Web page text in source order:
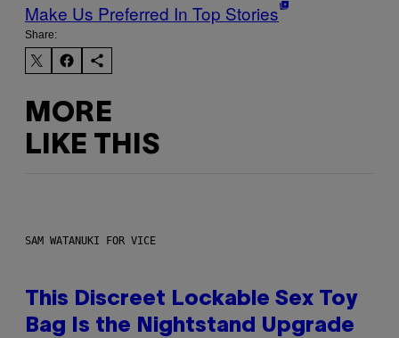
Make Us Preferred In Top Stories
Share:
MORE
LIKE THIS
SAM WATANUKI FOR VICE
This Discreet Lockable Sex Toy
Bag Is the Nightstand Upgrade